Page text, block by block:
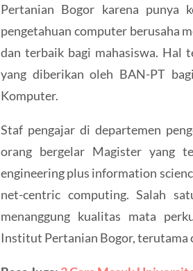
Pertanian Bogor karena punya
pengetahuan computer berusaha
dan terbaik bagi mahasiswa. Hal
yang diberikan oleh BAN-PT
Komputer.
Staf pengajar di departemen
orang bergelar Magister yang
engineering plus information
net-centric computing. Salah
menanggung kualitas mata
Institut Pertanian Bogor, terutama